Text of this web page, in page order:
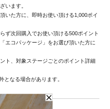
います。
いた方に、即時お使い頂ける1,000ポイ
ず次回購入でお使い頂ける500ポイント
エコパッケージ」をお選び頂いた方に
ト、対象ステージごとのポイント詳細
なる場合があります。